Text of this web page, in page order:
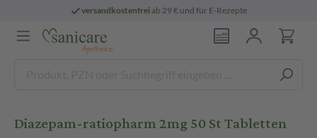
versandkostenfreiab 29 € und für E-Rezepte
Diazepam-ratiopharm 2mg 50 St Tabletten